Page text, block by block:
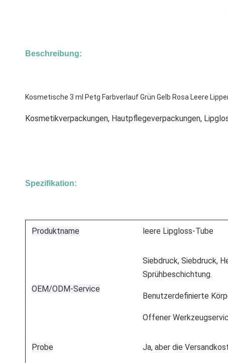
Beschreibung:
Kosmetische 3 ml Petg Farbverlauf Grün Gelb Rosa Leere
Kosmetikverpackungen, Hautpflegeverpackungen,
Spezifikation:
Produktname leere Lipgloss-Tube
OEM/ODM-Service
Siebdruck, Siebdruck,
Sprühbeschichtung.
Benutzerdefinierte
Offener
Probe Ja, aber die